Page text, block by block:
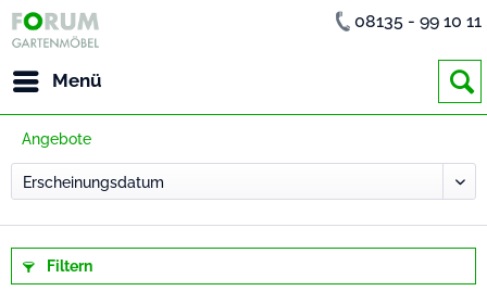
Menü
08135 - 99 10 11
Angebote
Filtern